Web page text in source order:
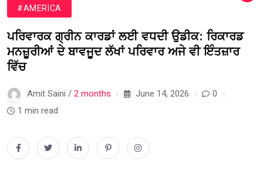
#AMERICA
ਪਰਿਵਾਰਕ ਗ੍ਰੀਨ ਕਾਰਡਾਂ ਲਈ ਵਧਦੀ ਉਡੀਕ: ਰਿਕਾਰਡ
ਮਨਜ਼ੂਰੀਆਂ ਦੇ ਬਾਵਜੂਦ ਲੱਖਾਂ ਪਰਿਵਾਰ ਅਜੇ ਵੀ ਇੰਤਜ਼ਾਰ
ਵਿੱਚ
Amit Saini / 2 months June 14, 2026
0
1 min read